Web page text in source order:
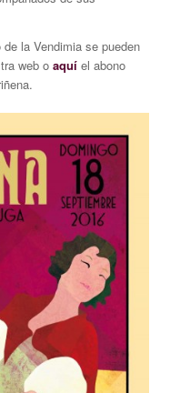
la Vendimia se pueden
web o aquí el abono